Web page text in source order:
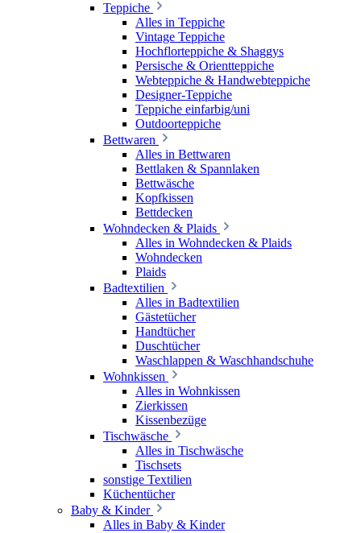
Teppiche
Alles in Teppiche
Vintage Teppiche
Hochflorteppiche & Shaggys
Persische & Orientteppiche
Webteppiche & Handwebteppiche
Designer-Teppiche
Teppiche einfarbig/uni
Outdoorteppiche
Bettwaren
Alles in Bettwaren
Bettlaken & Spannlaken
Bettwäsche
Kopfkissen
Bettdecken
Wohndecken & Plaids
Alles in Wohndecken & Plaids
Wohndecken
Plaids
Badtextilien
Alles in Badtextilien
Gästetücher
Handtücher
Duschtücher
Waschlappen & Waschhandschuhe
Wohnkissen
Alles in Wohnkissen
Zierkissen
Kissenbezüge
Tischwäsche
Alles in Tischwäsche
Tischsets
sonstige Textilien
Küchentücher
Baby & Kinder
Alles in Baby & Kinder